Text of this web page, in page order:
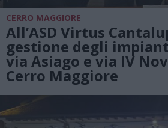
CERRO MAGGIORE
All’ASD Virtus
gestione degli
via Asiago e via IV
Cerro Maggiore